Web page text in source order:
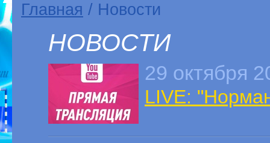
Главная / Новости
НОВОСТИ
29 октября
LIVE: